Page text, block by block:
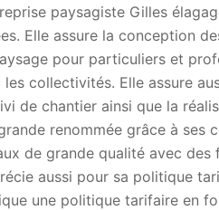
paysagiste Gilles
Elle assure la conception
pour particuliers et
les collectivités. Elle assure
de chantier ainsi que la
renommée grâce à ses
de grande qualité avec des
aussi pour sa politique
une politique tarifaire en